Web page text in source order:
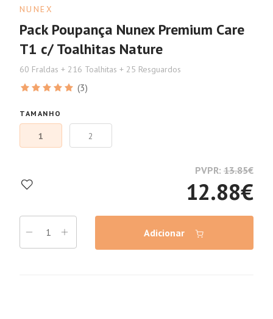
NUNEX
Pack Poupança Nunex Premium Care
T1 c/ Toalhitas Nature
60 Fraldas + 216 Toalhitas + 25 Resguardos
(3)
TAMANHO
1 2
PVPR: 13.85€
12.88€
Adicionar